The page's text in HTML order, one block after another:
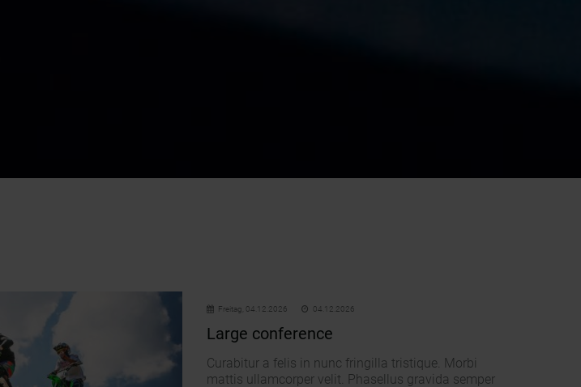
Freitag, 04.12.2026 04.12.2026
Large conference
Curabitur a felis in nunc fringilla tristique. Morbi
mattis ullamcorper velit. Phasellus gravida semper